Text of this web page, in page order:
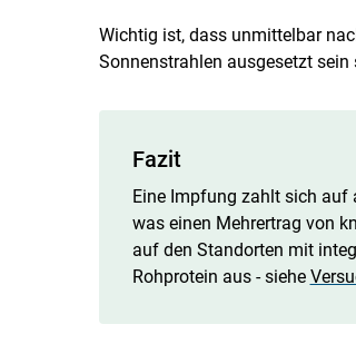
Wichtig ist, dass unmittelbar
Sonnenstrahlen ausgesetzt sein
Fazit
Eine Impfung zahlt sich auf
was einen Mehrertrag von
auf den Standorten mit
Rohprotein aus - siehe